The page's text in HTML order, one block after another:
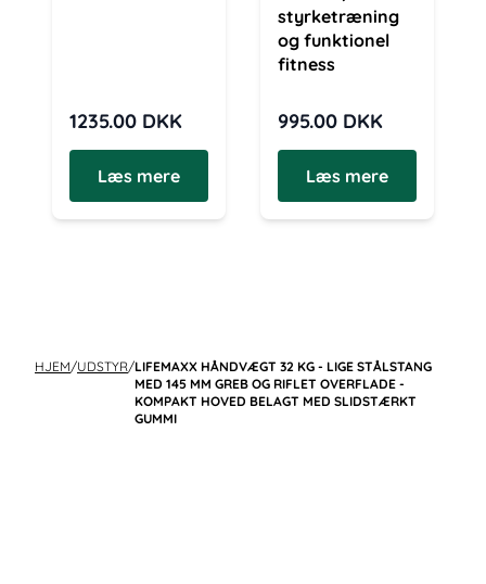
1235.00 DKK
Læs mere
styrketræning
og funktionel
fitness
995.00 DKK
Læs mere
HJEM/UDSTYR/LIFEMAXX HÅNDVÆGT 32 KG - LIGE STÅLSTANG
MED 145 MM GREB OG RIFLET OVERFLADE -
KOMPAKT HOVED BELAGT MED SLIDSTÆRKT
GUMMI